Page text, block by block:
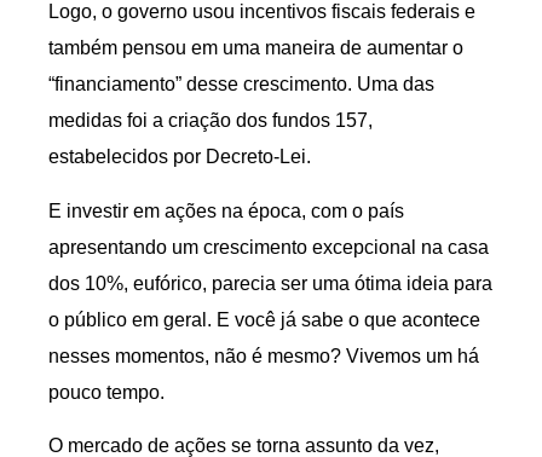
Logo, o governo usou incentivos fiscais federais e
também pensou em uma maneira de aumentar o
“financiamento” desse crescimento. Uma das
medidas foi a criação dos fundos 157,
estabelecidos por Decreto-Lei.
E investir em ações na época, com o país
apresentando um crescimento excepcional na casa
dos 10%, eufórico, parecia ser uma ótima ideia para
o público em geral. E você já sabe o que acontece
nesses momentos, não é mesmo? Vivemos um há
pouco tempo.
O mercado de ações se torna assunto da vez,